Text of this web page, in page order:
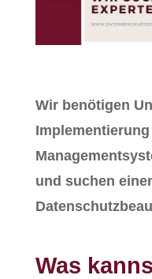
Wir benötigen
und suchen
Was